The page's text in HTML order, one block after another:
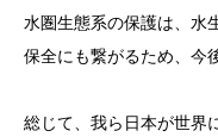
水圏生態系の保護は、水
保全にも繋がるため、今
総じて、我ら日本が世界